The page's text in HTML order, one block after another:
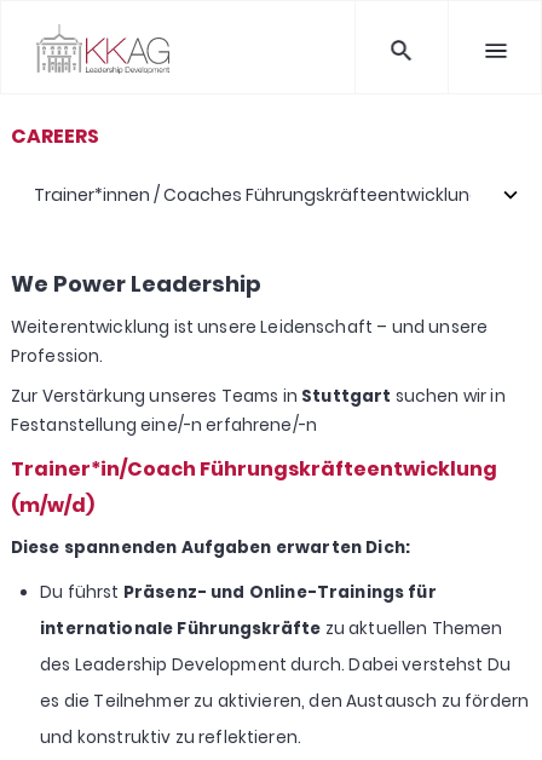
CAREERS
We Power Leadership
Weiterentwicklung ist unsere Leidenschaft – und unsere
Profession.
Zur Verstärkung unseres Teams in Stuttgart suchen wir in
Festanstellung eine/-n erfahrene/-n
Trainer*in/Coach Führungskräfteentwicklung
(m/w/d)
Diese spannenden Aufgaben erwarten Dich:
Du führst Präsenz- und Online-Trainings für
internationale Führungskräfte zu aktuellen Themen
des Leadership Development durch. Dabei verstehst Du
es die Teilnehmer zu aktivieren, den Austausch zu fördern
und konstruktiv zu reflektieren.